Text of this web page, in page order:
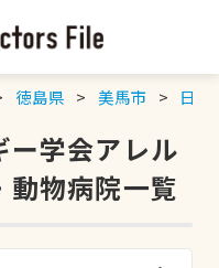
徳島県 美馬市 日本
ー学会アレル
動物病院一覧